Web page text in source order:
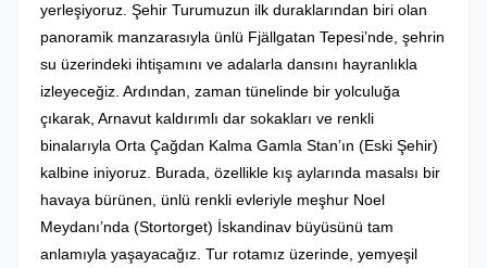
yerleşiyoruz. Şehir Turumuzun ilk duraklarından biri olan
panoramik manzarasıyla ünlü Fjällgatan Tepesi’nde, şehrin
su üzerindeki ihtişamını ve adalarla dansını hayranlıkla
izleyeceğiz. Ardından, zaman tünelinde bir yolculuğa
çıkarak, Arnavut kaldırımlı dar sokakları ve renkli
binalarıyla Orta Çağdan Kalma Gamla Stan’ın (Eski Şehir)
kalbine iniyoruz. Burada, özellikle kış aylarında masalsı bir
havaya bürünen, ünlü renkli evleriyle meşhur Noel
Meydanı’nda (Stortorget) İskandinav büyüsünü tam
anlamıyla yaşayacağız. Tur rotamız üzerinde, yemyeşil